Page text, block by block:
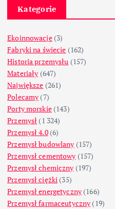
Kategorie
Ekoinnowacje(3)
Fabryki na świecie (162)
Historia przemysłu (157)
Materiały (647)
Największe (261)
Polecamy (7)
Porty morskie(143)
Przemysł (1 324)
Przemysł 4.0(6)
Przemysł budowlany (157)
Przemysł cementowy (157)
Przemysł chemiczny (197)
Przemysł ciężki (35)
Przemysł energetyczny (166)
Przemysł farmaceutyczny (19)